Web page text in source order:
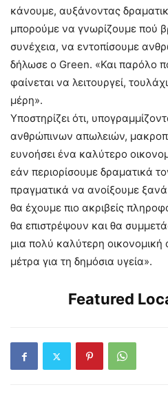
κάνουμε, αυξάνοντας
μπορούμε να γνωρίζουμε πού
συνέχεια, να εντοπίσουμε
δήλωσε ο Green. «Και παρόλο
φαίνεται να λειτουργεί,
μέρη».
Υποστηρίζει ότι,
ανθρώπινων απωλειών,
ευνοήσει ένα καλύτερο
εάν περιορίσουμε δραματικά
πραγματικά να ανοίξουμε
θα έχουμε πιο ακριβείς
θα επιστρέψουν και θα
μια πολύ καλύτερη
μέτρα για τη δημόσια υγεία».
Featured